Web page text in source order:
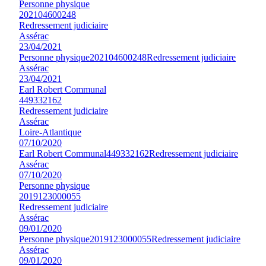
Personne physique
202104600248
Redressement judiciaire
Assérac
23/04/2021
Personne physique202104600248Redressement judiciaire
Assérac
23/04/2021
Earl Robert Communal
449332162
Redressement judiciaire
Assérac
Loire-Atlantique
07/10/2020
Earl Robert Communal449332162Redressement judiciaire
Assérac
07/10/2020
Personne physique
2019123000055
Redressement judiciaire
Assérac
09/01/2020
Personne physique2019123000055Redressement judiciaire
Assérac
09/01/2020